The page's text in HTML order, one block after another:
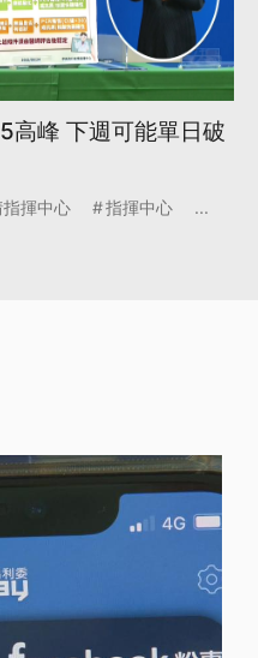
高峰 下週可能單日破
揮中心 指揮中心 ...